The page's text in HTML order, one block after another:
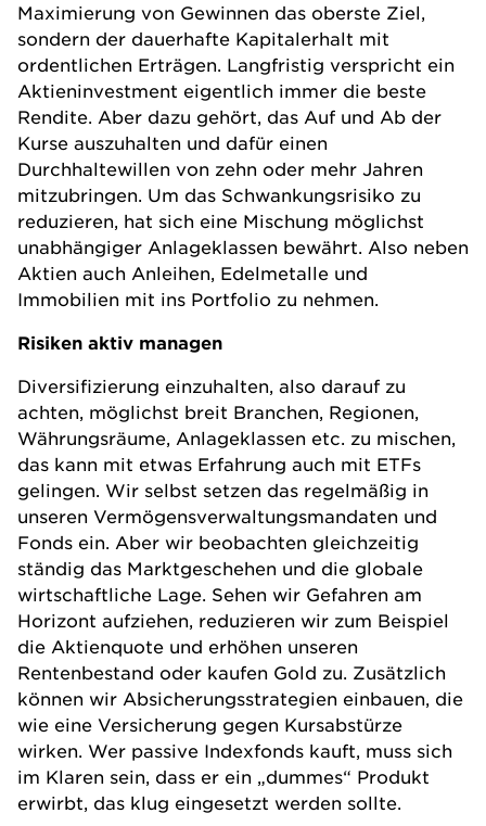
Maximierung von Gewinnen das oberste Ziel,
sondern der dauerhafte Kapitalerhalt mit
ordentlichen Erträgen. Langfristig verspricht ein
Aktieninvestment eigentlich immer die beste
Rendite. Aber dazu gehört, das Auf und Ab der
Kurse auszuhalten und dafür einen
Durchhaltewillen von zehn oder mehr Jahren
mitzubringen. Um das Schwankungsrisiko zu
reduzieren, hat sich eine Mischung möglichst
unabhängiger Anlageklassen bewährt. Also neben
Aktien auch Anleihen, Edelmetalle und
Immobilien mit ins Portfolio zu nehmen.
Risiken aktiv managen
Diversifizierung einzuhalten, also darauf zu
achten, möglichst breit Branchen, Regionen,
Währungsräume, Anlageklassen etc. zu mischen,
das kann mit etwas Erfahrung auch mit ETFs
gelingen. Wir selbst setzen das regelmäßig in
unseren Vermögensverwaltungsmandaten und
Fonds ein. Aber wir beobachten gleichzeitig
ständig das Marktgeschehen und die globale
wirtschaftliche Lage. Sehen wir Gefahren am
Horizont aufziehen, reduzieren wir zum Beispiel
die Aktienquote und erhöhen unseren
Rentenbestand oder kaufen Gold zu. Zusätzlich
können wir Absicherungsstrategien einbauen, die
wie eine Versicherung gegen Kursabstürze
wirken. Wer passive Indexfonds kauft, muss sich
im Klaren sein, dass er ein „dummes“ Produkt
erwirbt, das klug eingesetzt werden sollte.